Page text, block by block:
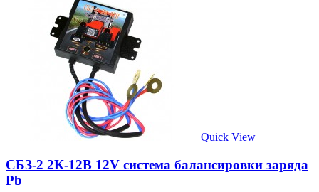
Quick View
СБЗ-2 2К-12В 12V система балансировки заряда
Pb